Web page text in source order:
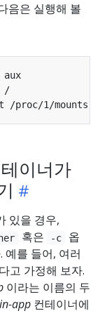
음은 실행해 볼
이너가
있을 경우,
혹은 -c
옵
예를 들어, 여러
고 가정해 보자.
이라는 이름의 두
app 컨테이너에